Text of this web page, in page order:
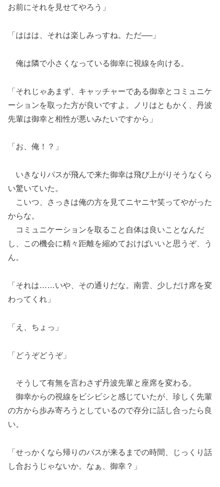
お前にそれを見せてやろう」
「ははは、それは楽しみっすね。ただ──」
俺は隣で小さくなっている御幸に視線を向ける。
「それじゃあまず、キャッチャーである御幸とコミュニケ
ーションを取った方が良いですよ。ノリはともかく、丹波
先輩は御幸と相性が悪いみたいですから」
「お、俺！？」
いきなりパスが飛んで来た御幸は飛び上がりそうなくら
い驚いていた。
こいつ、さっきは俺の方を見てニヤニヤ笑ってやがった
からな。
コミュニケーションを取ること自体は良いことなんだ
し、この機会に精々距離を縮めておけばいいと思うぞ、う
ん。
「それは……いや、その通りだな。南雲、少しだけ席を変
わってくれ」
「え、ちょっ」
「どうぞどうぞ」
そうして有無を言わさず丹波先輩と座席を変わる。
御幸からの視線をビシビシと感じていたが、珍しく先輩
の方から歩み寄ろうとしているので存分に話し合ったら良
い。
「せっかくなら帰りのバスが来るまでの時間、じっくり話
し合おうじゃないか。なぁ、御幸？」